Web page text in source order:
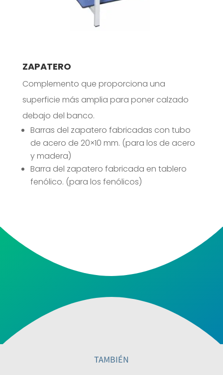
ZAPATERO
Complemento que proporciona una
superficie más amplia para poner calzado
debajo del banco.
Barras del zapatero fabricadas con tubo
de acero de 20×10 mm. (para los de acero
y madera)
Barra del zapatero fabricada en tablero
fenólico. (para los fenólicos)
TAMBIÉN